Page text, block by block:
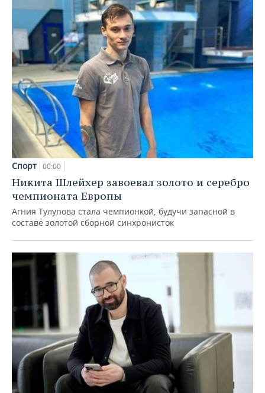
Спорт 00:00
Никита Шлейхер завоевал золото и серебро
чемпионата Европы
Агния Тулупова стала чемпионкой, будучи запасной в
составе золотой сборной синхронисток